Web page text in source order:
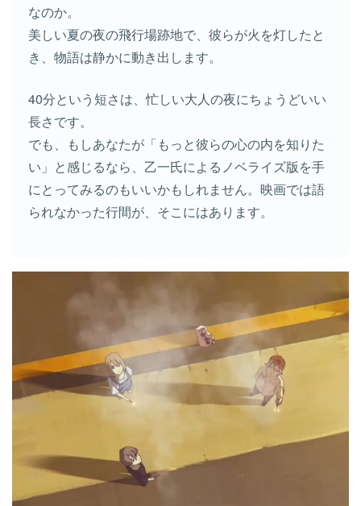
なのか。
美しい夏の夜の飛行場跡地で、彼らが火を灯したと
き、物語は静かに動き出します。
40分という短さは、忙しい大人の夜にちょうどいい
長さです。
でも、もしあなたが「もっと彼らの心の内を知りた
い」と感じるなら、乙一氏によるノベライズ版を手
にとってみるのもいいかもしれません。映画では語
られなかった行間が、そこにはあります。